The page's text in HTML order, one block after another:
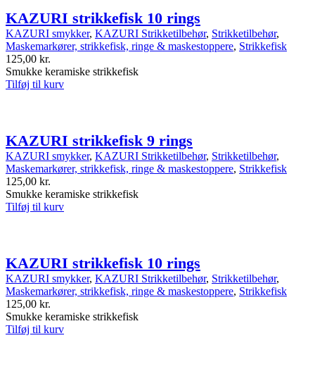
KAZURI strikkefisk 10 rings
KAZURI smykker, KAZURI Strikketilbehør, Strikketilbehør,
Maskemarkører, strikkefisk, ringe & maskestoppere, Strikkefisk
125,00 kr.
Smukke keramiske strikkefisk
Tilføj til kurv
KAZURI strikkefisk 9 rings
KAZURI smykker, KAZURI Strikketilbehør, Strikketilbehør,
Maskemarkører, strikkefisk, ringe & maskestoppere, Strikkefisk
125,00 kr.
Smukke keramiske strikkefisk
Tilføj til kurv
KAZURI strikkefisk 10 rings
KAZURI smykker, KAZURI Strikketilbehør, Strikketilbehør,
Maskemarkører, strikkefisk, ringe & maskestoppere, Strikkefisk
125,00 kr.
Smukke keramiske strikkefisk
Tilføj til kurv